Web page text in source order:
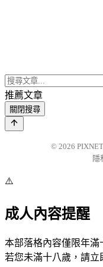
推薦文章
關閉搜尋
© 2026 PIXNET
隱
⚠️
成人內容提醒
本部落格內容僅限年滿
若您未滿十八歲，請立